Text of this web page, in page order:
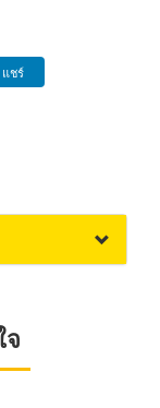
แชร์